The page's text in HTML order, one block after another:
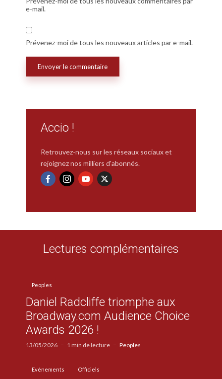
e-mail.
Prévenez-moi de tous les nouveaux articles par e-mail.
Accio !
Retrouvez-nous sur les réseaux sociaux et
rejoignez nos milliers d'abonnés.
Lectures complémentaires
Peoples
Daniel Radcliffe triomphe aux
Broadway.com Audience Choice
Awards 2026 !
13/05/2026 1 min de lecture Peoples
Evénements Officiels